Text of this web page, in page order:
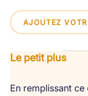
AJOUTEZ
Le petit plus
En remplissant